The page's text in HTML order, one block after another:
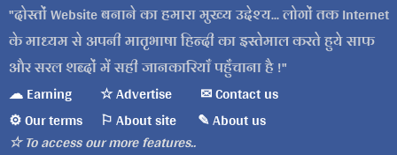
दोस्तों Website बनाने का हमारा मुख्य उद्देश्य... लोगों तक Internet
के माध्यम से अपनी मातृभाषा हिन्दी का इस्तेमाल करते हुये साफ
और सरल शब्दों में सही जानकारियाँ पहुँचाना है !
☁ Earning
☆ Advertise
✉ Contact us
⚙ Our terms
⚐ About site
✎ About us
☆ To access our more features..